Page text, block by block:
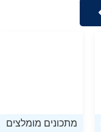
מתכונים מומלצים